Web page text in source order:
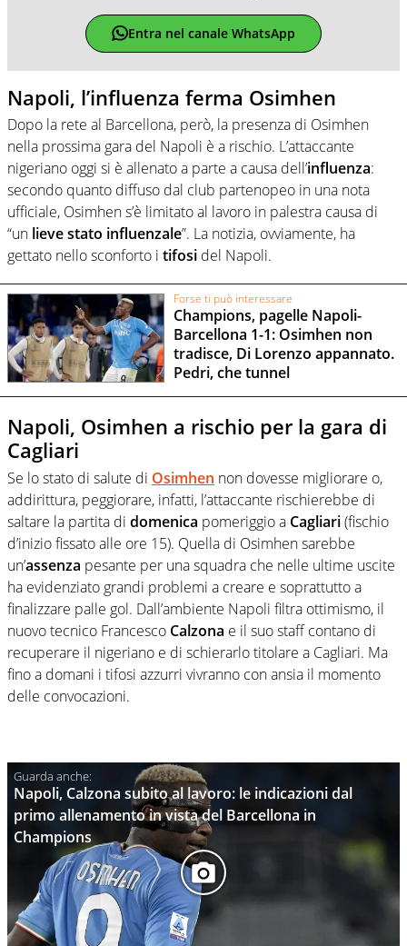
Entra nel canale WhatsApp
Napoli, l’influenza ferma Osimhen
Dopo la rete al Barcellona, però, la presenza di Osimhen
nella prossima gara del Napoli è a rischio. L’attaccante
nigeriano oggi si è allenato a parte a causa dell’influenza:
secondo quanto diffuso dal club partenopeo in una nota
ufficiale, Osimhen s’è limitato al lavoro in palestra causa di
“un lieve stato influenzale”. La notizia, ovviamente, ha
gettato nello sconforto i tifosi del Napoli.
Forse ti può interessare
Champions, pagelle Napoli-
Barcellona 1-1: Osimhen non
tradisce, Di Lorenzo appannato.
Pedri, che tunnel
Napoli, Osimhen a rischio per la gara di
Cagliari
Se lo stato di salute di Osimhen non dovesse migliorare o,
addirittura, peggiorare, infatti, l’attaccante rischierebbe di
saltare la partita di domenica pomeriggio a Cagliari(fischio
d’inizio fissato alle ore 15). Quella di Osimhen sarebbe
un’assenza pesante per una squadra che nelle ultime uscite
ha evidenziato grandi problemi a creare e soprattutto a
finalizzare palle gol. Dall’ambiente Napoli filtra ottimismo, il
nuovo tecnico Francesco Calzona e il suo staff contano di
recuperare il nigeriano e di schierarlo titolare a Cagliari. Ma
fino a domani i tifosi azzurri vivranno con ansia il momento
delle convocazioni.
Napoli, Calzona subito al lavoro: le indicazioni dal
primo allenamento in vista del Barcellona in
Champions